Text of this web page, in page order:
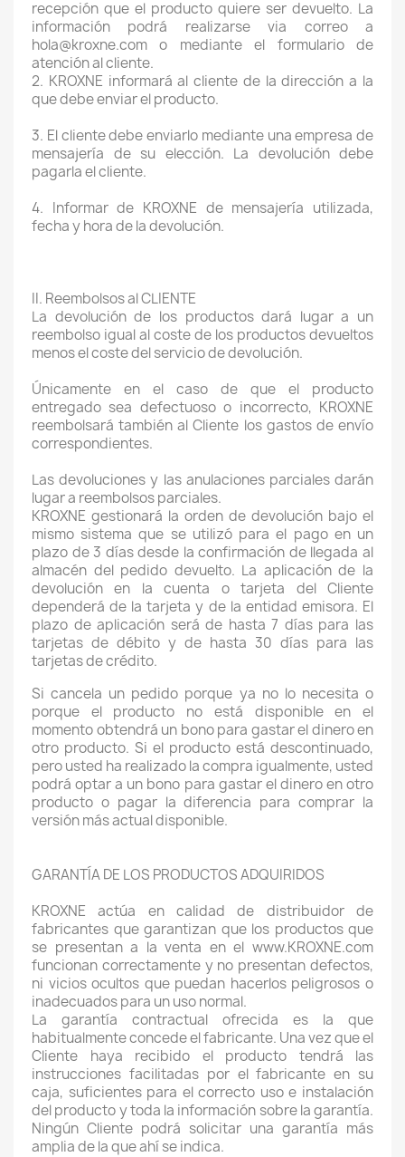
recepción que el producto quiere ser devuelto. La
información podrá realizarse via correo a
hola@kroxne.com o mediante el formulario de
atención al cliente.
2. KROXNE informará al cliente de la dirección a la
que debe enviar el producto.
3. El cliente debe enviarlo mediante una empresa de
mensajería de su elección. La devolución debe
pagarla el cliente.
4. Informar de KROXNE de mensajería utilizada,
fecha y hora de la devolución.
II. Reembolsos al CLIENTE
La devolución de los productos dará lugar a un
reembolso igual al coste de los productos devueltos
menos el coste del servicio de devolución.
Únicamente en el caso de que el producto
entregado sea defectuoso o incorrecto, KROXNE
reembolsará también al Cliente los gastos de envío
correspondientes.
Las devoluciones y las anulaciones parciales darán
lugar a reembolsos parciales.
KROXNE gestionará la orden de devolución bajo el
mismo sistema que se utilizó para el pago en un
plazo de 3 días desde la confirmación de llegada al
almacén del pedido devuelto. La aplicación de la
devolución en la cuenta o tarjeta del Cliente
dependerá de la tarjeta y de la entidad emisora. El
plazo de aplicación será de hasta 7 días para las
tarjetas de débito y de hasta 30 días para las
tarjetas de crédito.
Si cancela un pedido porque ya no lo necesita o
porque el producto no está disponible en el
momento obtendrá un bono para gastar el dinero en
otro producto. Si el producto está descontinuado,
pero usted ha realizado la compra igualmente, usted
podrá optar a un bono para gastar el dinero en otro
producto o pagar la diferencia para comprar la
versión más actual disponible.
GARANTÍA DE LOS PRODUCTOS ADQUIRIDOS
KROXNE actúa en calidad de distribuidor de
fabricantes que garantizan que los productos que
se presentan a la venta en el www.KROXNE.com
funcionan correctamente y no presentan defectos,
ni vicios ocultos que puedan hacerlos peligrosos o
inadecuados para un uso normal.
La garantía contractual ofrecida es la que
habitualmente concede el fabricante. Una vez que el
Cliente haya recibido el producto tendrá las
instrucciones facilitadas por el fabricante en su
caja, suficientes para el correcto uso e instalación
del producto y toda la información sobre la garantía.
Ningún Cliente podrá solicitar una garantía más
amplia de la que ahí se indica.